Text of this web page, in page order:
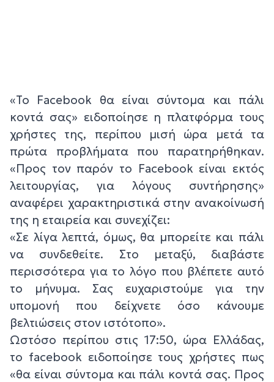
«Το Facebook θα είναι σύντομα και πάλι
κοντά σας» ειδοποίησε η πλατφόρμα τους
χρήστες της, περίπου μισή ώρα μετά τα
πρώτα προβλήματα που παρατηρήθηκαν.
«Προς τον παρόν το Facebook είναι εκτός
λειτουργίας, για λόγους συντήρησης»
αναφέρει χαρακτηριστικά στην ανακοίνωσή
της η εταιρεία και συνεχίζει:
«Σε λίγα λεπτά, όμως, θα μπορείτε και πάλι
να συνδεθείτε. Στο μεταξύ, διαβάστε
περισσότερα για το λόγο που βλέπετε αυτό
το μήνυμα. Σας ευχαριστούμε για την
υπομονή που δείχνετε όσο κάνουμε
βελτιώσεις στον ιστότοπο».
Ωστόσο περίπου στις 17:50, ώρα Ελλάδας,
το facebook ειδοποίησε τους χρήστες πως
«θα είναι σύντομα και πάλι κοντά σας. Προς